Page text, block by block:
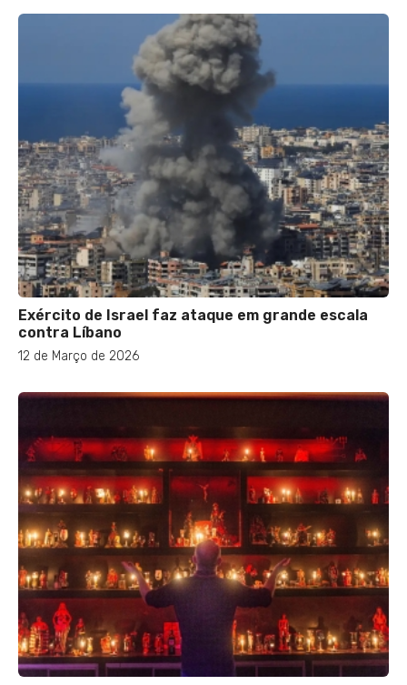
Exército de Israel faz ataque em grande escala
contra Líbano
12 de Março de 2026